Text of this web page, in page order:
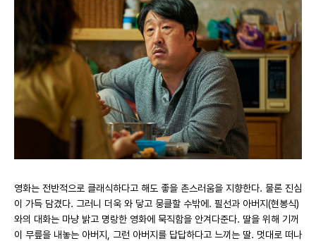
영화는 전반적으로 클래식하다고 해도 좋을 촌스러움을 지향한다. 물론 진심
이 가득 담겼다. 그러니 더욱 와 닿고 뭉클할 수밖에. 필선과 아버지(현봉식)
와의 대화는 마냥 밝고 명랑한 영화에 묵직함을 안겨다준다. 딸을 위해 기꺼
이 무릎을 내놓는 아버지, 그런 아버지를 답답하다고 느끼는 딸. 멋대로 떠나